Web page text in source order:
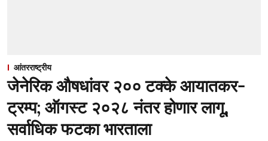
आंतरराष्ट्रीय
जेनेरिक औषधांवर २०० टक्के आयातकर-
ट्रम्प; ऑगस्ट २०२८ नंतर होणार लागू,
सर्वाधिक फटका भारताला